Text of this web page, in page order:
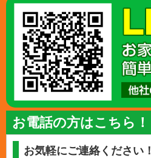
お電話の方はこちら！
お気軽にご連絡ください！